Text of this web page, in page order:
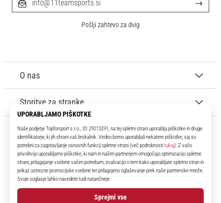
11teamsports.si
Že več kot 16 let smo vaši soigralci ter vam predstavljamo najboljše in
najnovejše izdelke iz sveta nogometa.
Facebook
Instagram
O nas
Storitve za stranke
info@11teamsports.si
Pošlji zahtevo za dvig